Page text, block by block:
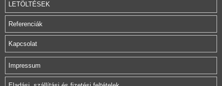
LETÖLTÉSEK
Referenciák
Kapcsolat
Impressum